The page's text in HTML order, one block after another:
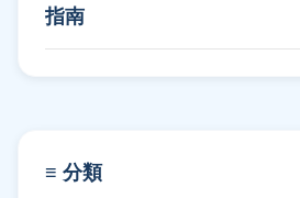
指南
≡ 分類